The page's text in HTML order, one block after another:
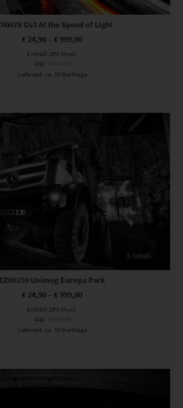
G63 At the Speed of Light
€ 24,90 – € 999,00
Enthält 19% Mwst.
zzgl.
Versand
Lieferzeit: ca. 10 Werktage
Dieses Produkt weist mehrere Varianten auf. Die Optionen können auf der Produktseite gewählt werden
EZ00210 Unimog Europa Park
€ 24,90 – € 999,00
Enthält 19% Mwst.
zzgl. Versand
Lieferzeit: ca. 10 Werktage
Dieses Produkt weist mehrere Varianten auf. Die Optionen können auf der Produktseite gewählt werden